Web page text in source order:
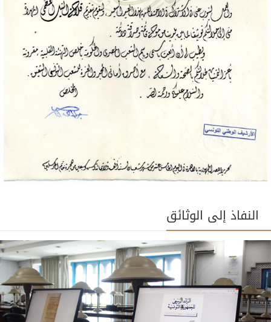
النفاذ إلى الوثائق